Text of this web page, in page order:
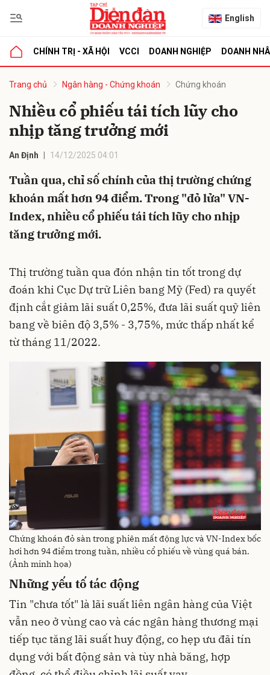
English
CHÍNH TRỊ - XÃ HỘI VCCI DOANH NGHIỆP DOANH
Trang chủ Ngân hàng - Chứng khoán Chứng khoán
Nhiều cổ phiếu tái tích lũy cho
nhịp tăng trưởng mới
An Định 14/12/2025 04:01
Tuần qua, chỉ số chính của thị trường chứng
khoán mất hơn 94 điểm. Trong "đỏ lửa" VN-
Index, nhiều cổ phiếu tái tích lũy cho nhịp
tăng trưởng mới.
Thị trường tuần qua đón nhận tin tốt trong dự
đoán khi Cục Dự trữ Liên bang Mỹ (Fed) ra quyết
định cắt giảm lãi suất 0,25%, đưa lãi suất quỹ liên
bang về biên độ 3,5% - 3,75%, mức thấp nhất kể
từ tháng 11/2022.
Chứng khoán đỏ sàn trong phiên mất động lực và VN-Index bốc
hơi hơn 94 điểm trong tuần, nhiều cổ phiếu về vùng quá bán.
(Ảnh minh họa)
Những yếu tố tác động
Tin "chưa tốt" là lãi suất liên ngân hàng của Việt
vẫn neo ở vùng cao và các ngân hàng thương mại
tiếp tục tăng lãi suất huy động, co hẹp ưu đãi tín
dụng với bất động sản và tùy nhà băng, hợp
luận
Hủy